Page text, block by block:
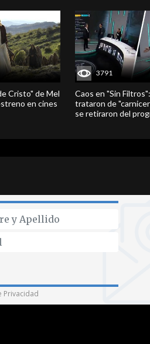
Cristo" de Mel
en cines
3791
Caos en "Sin
trataron de
se retiraron del
Privacidad